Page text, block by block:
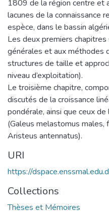
1809 de la région centre et
lacunes de la connaissance
espèce, dans le bassin
Les deux premiers
générales et aux méthodes
structures de taille et
niveau d’exploitation).
Le troisième chapitre,
discutés de la croissance
pondérale, ainsi que ceux
(Galeus melastomus
Aristeus antennatus).
URI
https://
Collections
Thèses et Mémoires